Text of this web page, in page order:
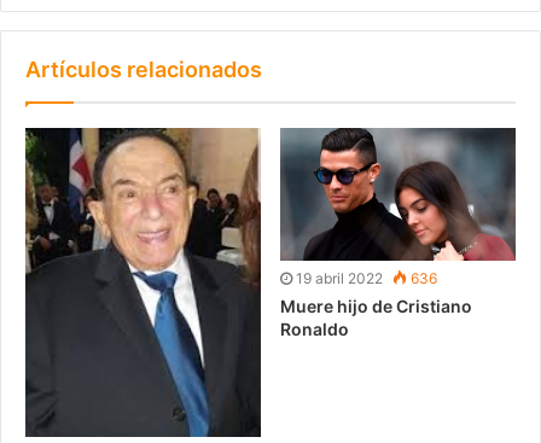
Artículos relacionados
19 abril 2022 636
Muere hijo de Cristiano
Ronaldo